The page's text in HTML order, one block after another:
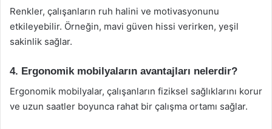
Renkler, çalışanların ruh halini ve motivasyonunu
etkileyebilir. Örneğin, mavi güven hissi verirken, yeşil
sakinlik sağlar.
4. Ergonomik mobilyaların avantajları nelerdir?
Ergonomik mobilyalar, çalışanların fiziksel sağlıklarını korur
ve uzun saatler boyunca rahat bir çalışma ortamı sağlar.